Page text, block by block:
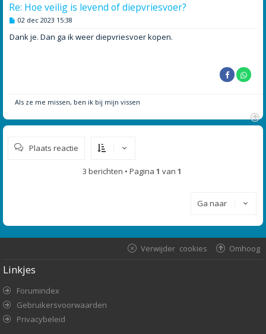
Re: Hoe veilig is levend of diepvriesvoer?
B
r
i
02 dec 2023 15:38
Dank je. Dan ga ik weer diepvriesvoer kopen.
Als ze me missen, ben ik bij mijn vissen
O
Plaats reactie
3 berichten • Pagina 1 van 1
Ga naar
Omhoog
Verwijder cookies
Linkjes
Forumindex
Gebruikersvoorwaarden
Privacybeleid